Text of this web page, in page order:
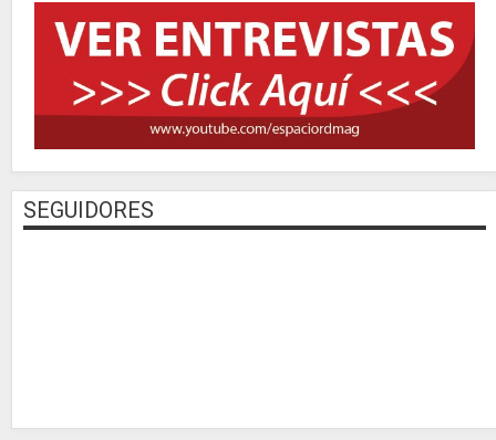
SEGUIDORES